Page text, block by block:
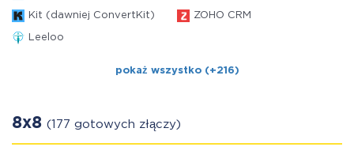
Kit (dawniej ConvertKit) ZOHO CRM
Leeloo
pokaż wszystko (+216)
8x8 (177 gotowych złączy)